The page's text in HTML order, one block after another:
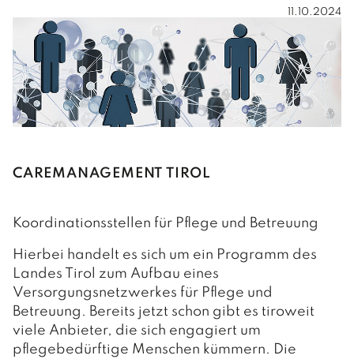
CAREMANAGEMENT TIROL
Koordinationsstellen für Pflege und Betreuung
Hierbei handelt es sich um ein Programm des
Landes Tirol zum Aufbau eines
Versorgungsnetzwerkes für Pflege und
Betreuung. Bereits jetzt schon gibt es tiroweit
viele Anbieter, die sich engagiert um
pflegebedürftige Menschen kümmern. Die
11.10.2024